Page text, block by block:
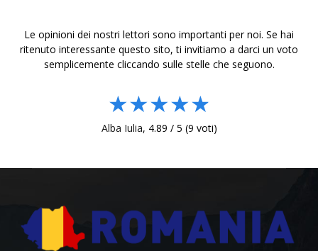
Le opinioni dei nostri lettori sono importanti per noi. Se hai
ritenuto interessante questo sito, ti invitiamo a darci un voto
semplicemente cliccando sulle stelle che seguono.
★★★★★
Alba Iulia, 4.89 / 5 (9 voti)